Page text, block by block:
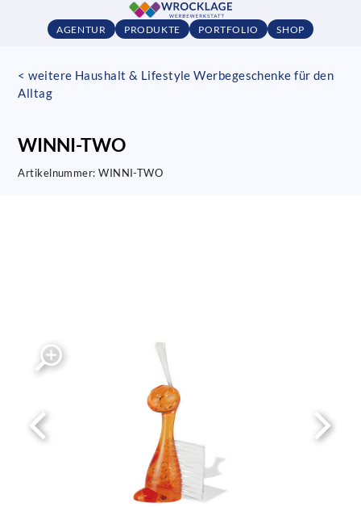
AGENTUR PRODUKTE PORTFOLIO SHOP
< weitere Haushalt & Lifestyle Werbegeschenke für den
Alltag
WINNI-TWO
Artikelnummer:WINNI-TWO